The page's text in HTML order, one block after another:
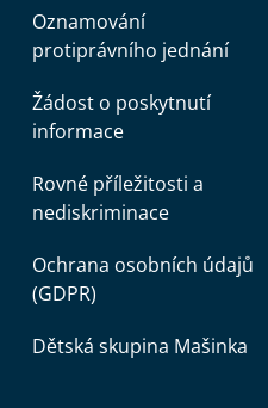
Oznamování
protiprávního jednání
Žádost o poskytnutí
informace
Rovné příležitosti a
nediskriminace
Ochrana osobních údajů
(GDPR)
Dětská skupina Mašinka